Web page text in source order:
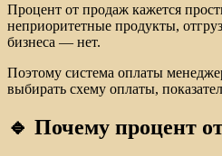
Процент от продаж кажется
неприоритетные продукты,
бизнеса — нет.
Поэтому система оплаты
выбирать схему оплаты,
🔹 Почему процент